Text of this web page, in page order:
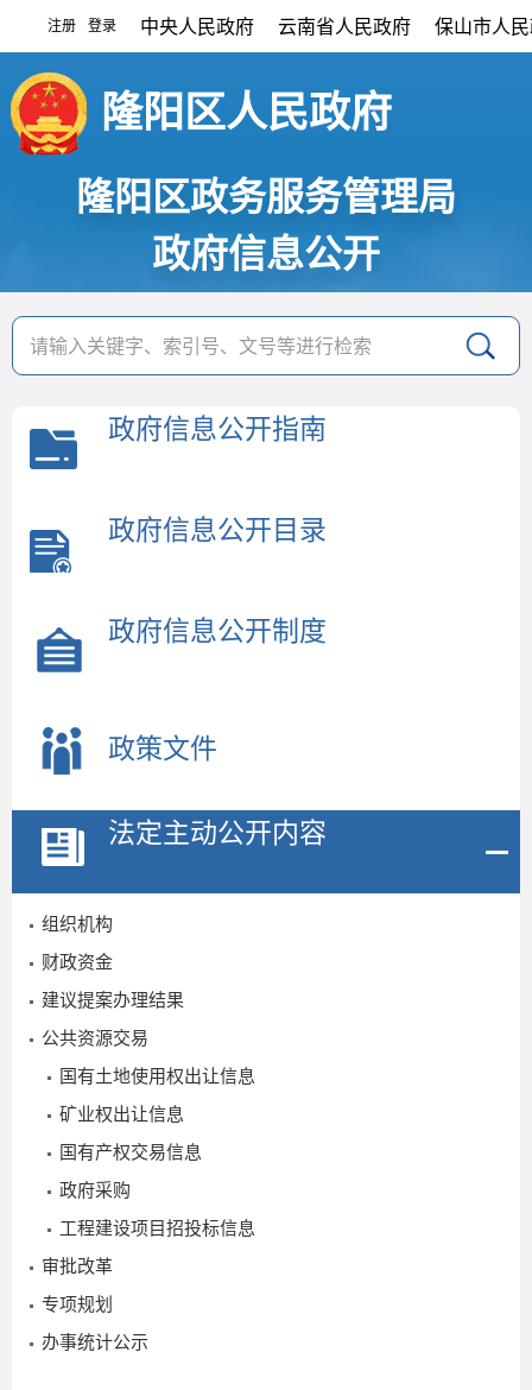
注册 登录 中央人民政府 云南省人民政府 保山市人
隆阳区人民政府
隆阳区政务服务管理局
政府信息公开
政府信息公开指南
政府信息公开目录
政府信息公开制度
政策文件
法定主动公开内容
组织机构
财政资金
建议提案办理结果
公共资源交易
国有土地使用权出让信息
矿业权出让信息
国有产权交易信息
政府采购
工程建设项目招投标信息
审批改革
专项规划
办事统计公示